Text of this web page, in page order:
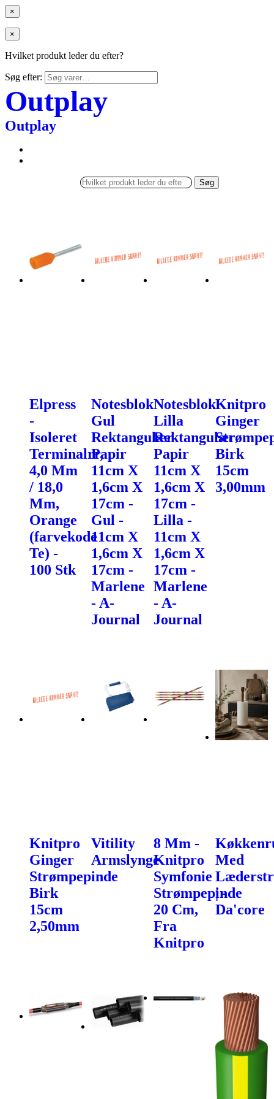
×
×
Hvilket produkt leder du efter?
Søg efter:
Outplay
Outplay
Søg
Elpress
-
Isoleret
Terminalrr,
4,0 Mm
/ 18,0
Mm,
Orange
(farvekode
Te) -
100 Stk
Notesblok
Gul
Rektangulær
Papir
11cm X
1,6cm X
17cm -
Gul -
11cm X
1,6cm X
17cm -
Marlene
- A-
Journal
Notesblok
Lilla
Rektangulær
Papir
11cm X
1,6cm X
17cm -
Lilla -
11cm X
1,6cm X
17cm -
Marlene
- A-
Journal
Knitpro
Ginger
Birk
15cm
3,00mm
Knitpro
Ginger
Strømpepinde
Birk
15cm
2,50mm
Vitility
Armslynge
8 Mm -
Knitpro
Symfonie
Strømpepinde
20 Cm,
Fra
Knitpro
Med
| -
Da'core